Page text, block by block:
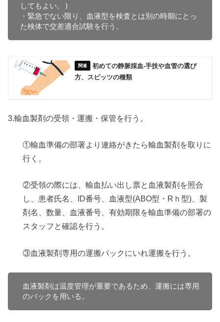
してもよい。)
・緊急でない限り、血液型を検査とは別の時期にとっ
た検体で交差適合試験を行う。
初めての静脈採血‐手技や血管の選び
方、スピッツの種類
3.輸血製剤の受領・運搬・保管を行う。
①輸血準備の部署より連絡がきたら輸血製剤を取りに
行く。
②受領の際には、輸血払い出し票と血液製剤を照合
し、患者氏名、ID番号、血液型(ABO型・Rｈ型)、製
剤名、数量、血液番号、有効期限を輸血準備の部署の
スタッフと確認を行う。
③血液製剤専用の運搬バックにいれ運搬を行う。
血液製剤は温度管理が重要であるため、運搬には専用
のバックを用いる。